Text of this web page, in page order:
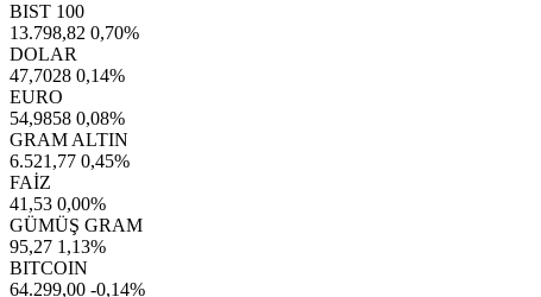
BIST 100
13.798,82 0,70%
DOLAR
47,7028 0,14%
EURO
54,9858 0,08%
GRAM ALTIN
6.521,77 0,45%
FAİZ
41,53 0,00%
GÜMÜŞ GRAM
95,27 1,13%
BITCOIN
64.299,00 -0,14%